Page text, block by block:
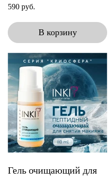
590 руб.
В корзину
Гель очищающий для